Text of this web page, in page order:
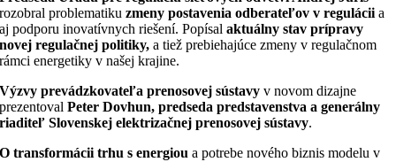
rozobral problematikuzmeny postavenia odberateľov v regulácii a
aj podporu inovatívnych riešení. Popísalaktuálny stav prípravy
novej regulačnej politiky, a tiež prebiehajúce zmeny v regulačnom
rámci energetiky v našej krajine.
Výzvy prevádzkovateľa prenosovej sústavy v novom dizajne
prezentovalPeter Dovhun, predseda predstavenstva a generálny
riaditeľ Slovenskej elektrizačnej prenosovej sústavy.
O transformácii trhu s energioua potrebe nového biznis modelu v